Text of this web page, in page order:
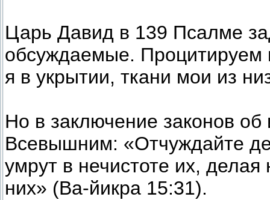
Царь Давид в 139 Псалме
обсуждаемые. Процитируем
я в укрытии, ткани мои из
Но в заключение законов
Всевышним: «Отчуждайте
умрут в нечистоте их,
них» (Ва-йикра 15:31).